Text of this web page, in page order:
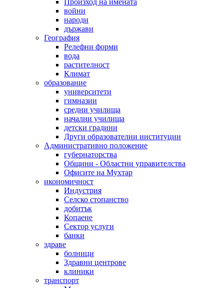
войни
народи
държави
География
Релефни форми
вода
растителност
Климат
образование
университети
гимназии
средни училища
начални училища
детски градини
Други образователни институции
Административно положение
губернаторства
Общини - Областни управителства
Офисите на Мухтар
икономичност
Индустрия
Селско стопанство
добитък
Копаене
Сектор услуги
банки
здраве
болници
Здравни центрове
клиники
транспорт